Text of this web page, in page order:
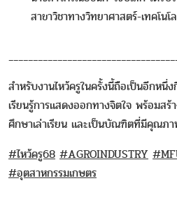
สาขาวิชาทางวิทยาศาสตร์-เทคโนโ
สำหรับงานไหว้ครูในครั้งนี้ถือเป็นอีกหนึ่
เรียนรู้การแสดงออกทางจิตใจ พร้อมสร้
ศึกษาเล่าเรียน และเป็นบัณฑิตที่มีคุณภ
#ไหว้ครู68 #AGROINDUSTRY
#อุตสาหกรรมเกษตร